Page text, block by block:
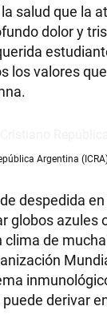
salud que la
dolor y
valores
Argentina
despedida
globos
de
derivar